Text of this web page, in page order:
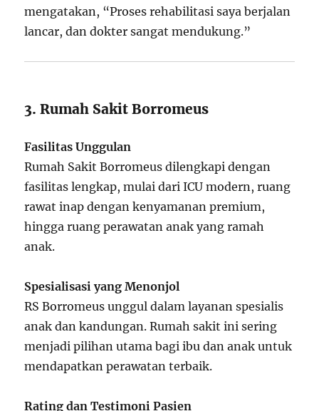
mengatakan, “Proses rehabilitasi saya berjalan
lancar, dan dokter sangat mendukung.”
3. Rumah Sakit Borromeus
Fasilitas Unggulan
Rumah Sakit Borromeus dilengkapi dengan
fasilitas lengkap, mulai dari ICU modern, ruang
rawat inap dengan kenyamanan premium,
hingga ruang perawatan anak yang ramah
anak.
Spesialisasi yang Menonjol
RS Borromeus unggul dalam layanan spesialis
anak dan kandungan. Rumah sakit ini sering
menjadi pilihan utama bagi ibu dan anak untuk
mendapatkan perawatan terbaik.
Rating dan Testimoni Pasien